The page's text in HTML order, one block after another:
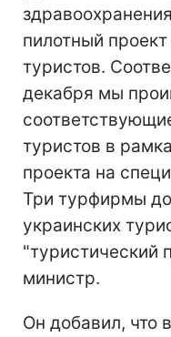
пилотный
туристов.
декабря мы
туристов в
проекта на
Три турфирмы
украинских
"туристический
министр.
Он добавил, что